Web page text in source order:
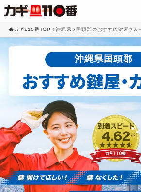
カギ110番TOP 沖縄県 国頭郡のおすすめ鍵屋さん
沖縄県国頭郡